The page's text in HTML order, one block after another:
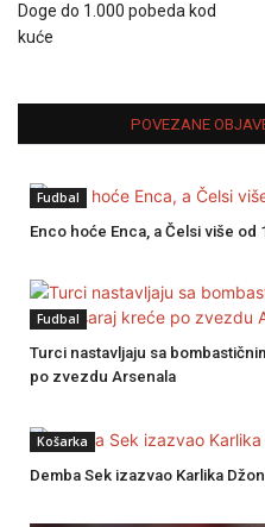
Doge do 1.000 pobeda kod
kuće
POVEZANE
Fudbal
Enco hoće Enca, a Čelsi više od
Fudbal
Turci nastavljaju sa
po zvezdu Arsenala
Košarka
Demba Sek izazvao Karlika